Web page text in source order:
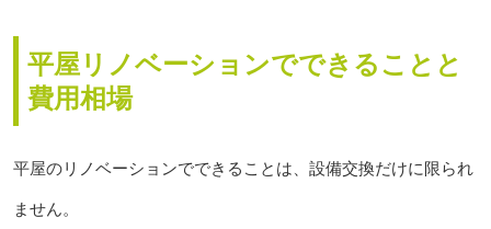
平屋リノベーションでできることと
費用相場
平屋のリノベーションでできることは、設備交換だけに限られ
ません。